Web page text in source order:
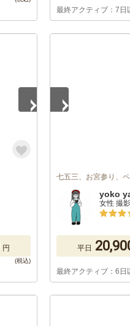
最終アクティブ：7日
円
七五三、お宮参り、
yoko
女性 撮
平日
最終アクティブ：6日